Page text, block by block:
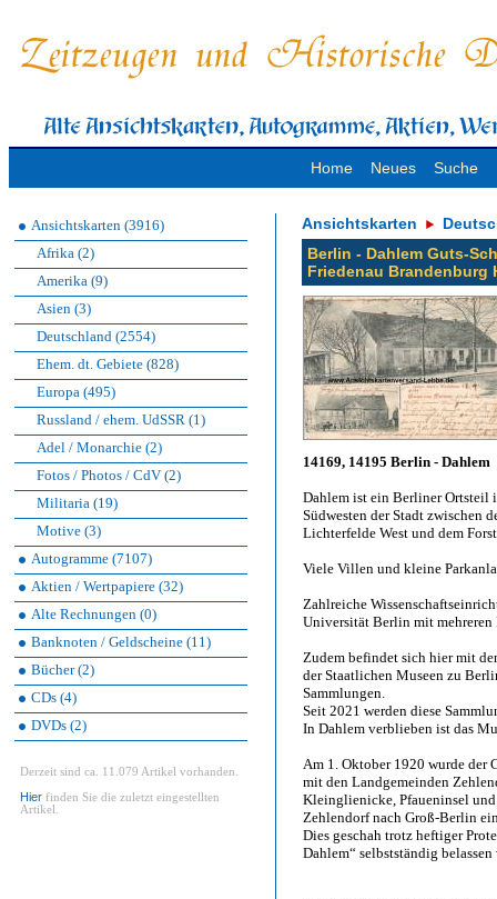
Home Neues Suche
Ansichtskarten (3916)
Afrika (2)
Amerika (9)
Asien (3)
Deutschland (2554)
Ehem. dt. Gebiete (828)
Europa (495)
Russland / ehem. UdSSR (1)
Adel / Monarchie (2)
Fotos / Photos / CdV (2)
Militaria (19)
Motive (3)
Autogramme (7107)
Aktien / Wertpapiere (32)
Alte Rechnungen (0)
Banknoten / Geldscheine (11)
Bücher (2)
CDs (4)
DVDs (2)
Derzeit sind ca. 11.079 Artikel vorhanden.
Hier finden Sie die zuletzt eingestellten
Artikel.
Ansichtskarten
Berlin - Dahlem Guts-
Friedenau Brandenburg
14169, 14195 Berlin - Dahlem
Dahlem ist ein Berliner
Südwesten der Stadt zwischen
Lichterfelde West und dem
Viele Villen und kleine
Zahlreiche
Universität Berlin mit mehreren
Zudem befindet sich hier mit
der Staatlichen Museen zu
Sammlungen.
Seit 2021 werden diese
In Dahlem verblieben ist das
Am 1. Oktober 1920 wurde der
mit den Landgemeinden
Kleinglienicke, Pfaueninsel
Zehlendorf nach Groß-Berlin
Dies geschah trotz heftiger
Dahlem“ selbstständig